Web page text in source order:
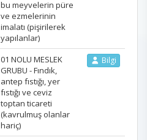
bu meyvelerin püre
ve ezmelerinin
imalatı (pişirilerek
yapılanlar)
01 NOLU MESLEK
GRUBU - Fındık,
antep fıstığı, yer
fıstığı ve ceviz
toptan ticareti
(kavrulmuş olanlar
hariç)
Bilgi